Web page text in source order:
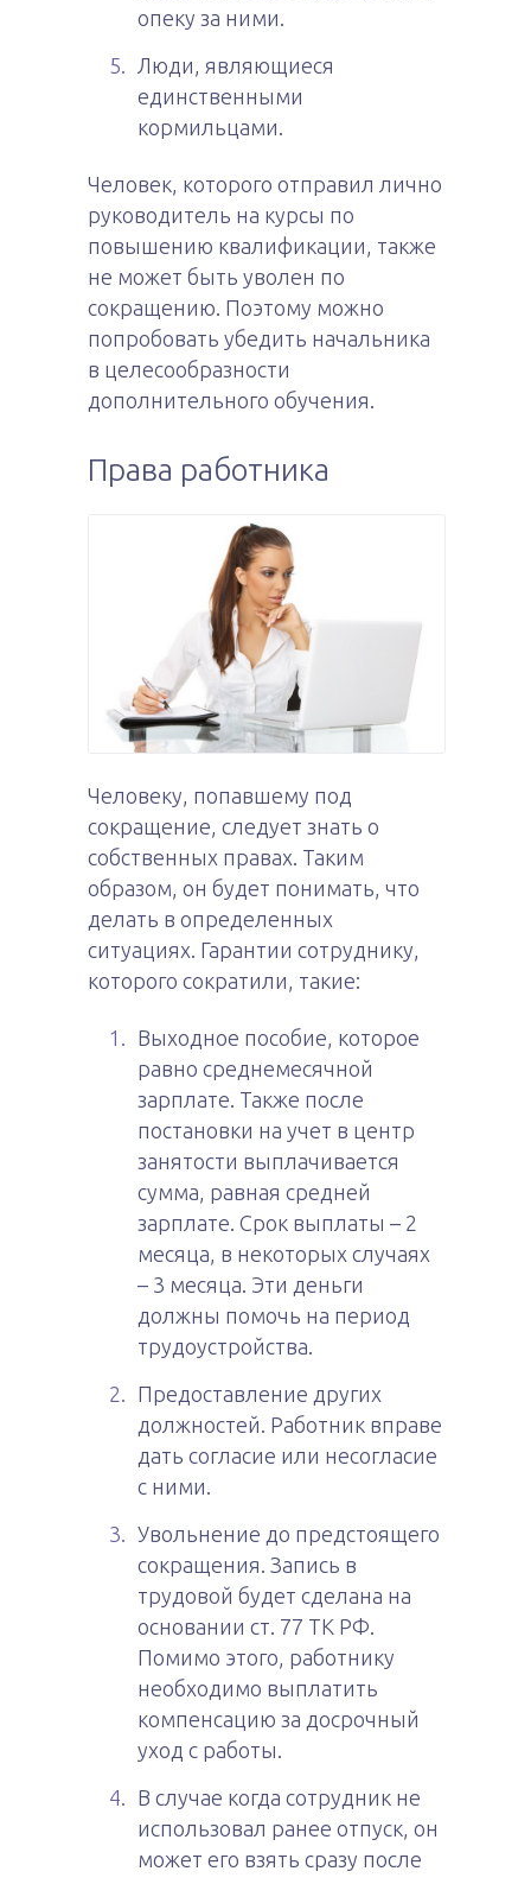
опеку за ними.
Люди, являющиеся
единственными
кормильцами.
Человек, которого отправил лично
руководитель на курсы по
повышению квалификации, также
не может быть уволен по
сокращению. Поэтому можно
попробовать убедить начальника
в целесообразности
дополнительного обучения.
Права работника
Человеку, попавшему под
сокращение, следует знать о
собственных правах. Таким
образом, он будет понимать, что
делать в определенных
ситуациях. Гарантии сотруднику,
которого сократили, такие:
Выходное пособие, которое
равно среднемесячной
зарплате. Также после
постановки на учет в центр
занятости выплачивается
сумма, равная средней
зарплате. Срок выплаты – 2
месяца, в некоторых случаях
– 3 месяца. Эти деньги
должны помочь на период
трудоустройства.
Предоставление других
должностей. Работник вправе
дать согласие или несогласие
с ними.
Увольнение до предстоящего
сокращения. Запись в
трудовой будет сделана на
основании ст. 77 ТК РФ.
Помимо этого, работнику
необходимо выплатить
компенсацию за досрочный
уход с работы.
В случае когда сотрудник не
использовал ранее отпуск, он
может его взять сразу после